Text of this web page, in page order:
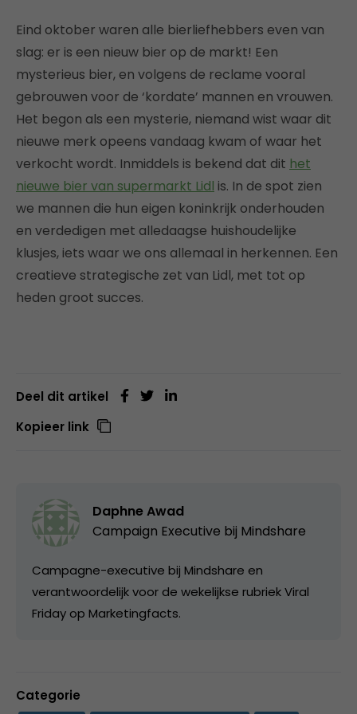
Eind oktober waren alle bierliefhebbers even van
slag: er is een nieuw bier op de markt! Een
mysterieus bier, en volgens de reclame vooral
gebrouwen voor de ‘kordate’ mannen en vrouwen.
Het begon als een mysterie, niemand wist waar dit
nieuwe merk opeens vandaag kwam of waar het
verkocht wordt. Inmiddels is bekend dat dit het
nieuwe bier van supermarkt Lidl is. In de spot zien
we mannen die hun eigen koninkrijk onderhouden
en verdedigen met alledaagse huishoudelijke
klusjes, iets waar we ons allemaal in herkennen. Een
creatieve strategische zet van Lidl, met tot op
heden groot succes.
Deel dit artikel
Kopieer link
Daphne Awad
Campaign Executive bij Mindshare
Campagne-executive bij Mindshare en
verantwoordelijk voor de wekelijkse rubriek Viral
Friday op Marketingfacts.
Categorie